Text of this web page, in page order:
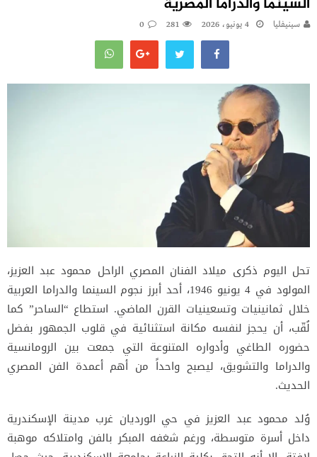
سينيفليا 4 يونيو، 2026 281
0
تحل اليوم ذكرى ميلاد الفنان المصري الراحل محمود عبد العزيز،
المولود في 4 يونيو 1946، أحد أبرز نجوم السينما والدراما العربية
خلال ثمانينيات وتسعينيات القرن الماضي. استطاع “الساحر” كما
لُقّب، أن يحجز لنفسه مكانة استثنائية في قلوب الجمهور بفضل
حضوره الطاغي وأدواره المتنوعة التي جمعت بين الرومانسية
والدراما والتشويق، ليصبح واحداً من أهم أعمدة الفن المصري
الحديث.
وُلد محمود عبد العزيز في حي الورديان غرب مدينة الإسكندرية
داخل أسرة متوسطة، ورغم شغفه المبكر بالفن وامتلاكه موهبة